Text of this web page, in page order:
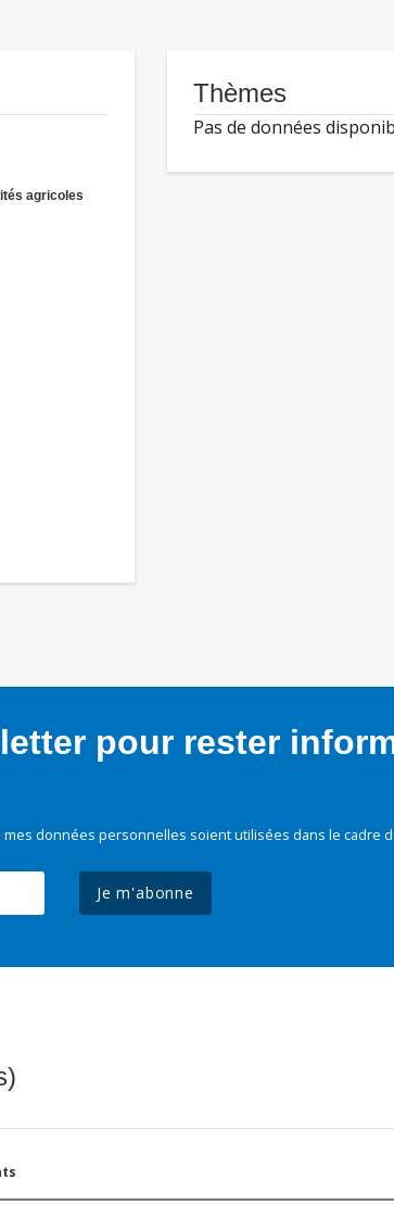
agricoles
Thèmes
Pas de données
pour rester
données personnelles soient utilisées dans le cadre
Je m'abonne